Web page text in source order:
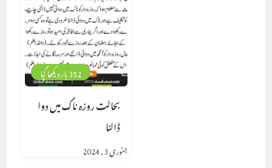
352 بار دیکھا گیا
بحالت روزہ ناک میں دوا
ڈالنا
جنوری 3, 2024